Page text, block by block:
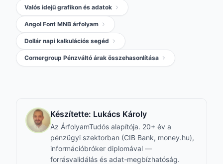
Valós idejű grafikon és adatok
Angol Font MNB árfolyam
Dollár napi kalkulációs segéd
Cornergroup Pénzváltó árak összehasonlítása
Készítette: Lukács Károly
Az ÁrfolyamTudós alapítója. 20+ év a
pénzügyi szektorban (CIB Bank, money.hu),
információbróker diplomával —
forrásvalidálás és adat-megbízhatóság.